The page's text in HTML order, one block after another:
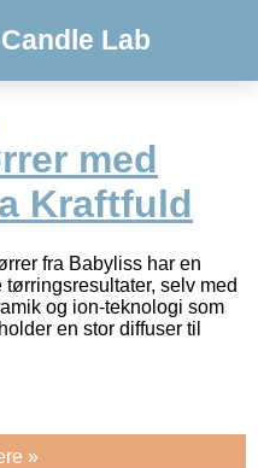
Lab
med
Kraftfuld
fra Babyliss har en
selv med
og ion-teknologi som
en stor diffuser til
»